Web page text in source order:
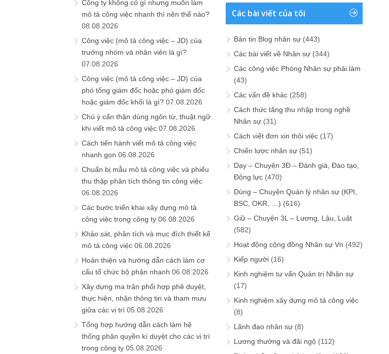
Công ty không có gì nhưng muốn làm
mô tả công việc nhanh thì nên thế nào?
08.08.2026
Công việc (mô tả công việc – JD) của
trưởng nhóm và nhân viên là gì?
07.08.2026
Công việc (mô tả công việc – JD) của
phó tổng giám đốc hoặc phó giám đốc
hoặc giám đốc khối là gì? 07.08.2026
Chú ý cẩn thận dùng ngôn từ, thuật ngữ
khi viết mô tả công việc 07.08.2026
Cách tiến hành viết mô tả công việc
nhanh gọn 06.08.2026
Chuẩn bị mẫu mô tả công việc và phiếu
thu thập phân tích thông tin công việc
06.08.2026
Các bước triển khai xây dựng mô tả
công việc trong công ty 06.08.2026
Khảo sát, phân tích và mục đích thiết kế
mô tả công việc 06.08.2026
Hoàn thiện và hướng dẫn cách làm cơ
cấu tổ chức bộ phận nhanh 06.08.2026
Xây dựng ma trận phối hợp phê duyệt,
thực hiện, nhận thông tin và tham mưu
giữa các vị trí 05.08.2026
Tổng hợp hướng dẫn cách làm hệ
thống phân quyền kí duyệt cho các vị trí
trong công ty 05.08.2026
Các bài viết của tôi
Bản tin Blog nhân sự (443)
Các bài viết về Nhân sự (344)
Các công việc Phòng Nhân sự phải làm
(43)
Các vấn đề khác (258)
Cách thức tăng thu nhập trong nghề
Nhân sự (31)
Cách viết đơn xin thôi việc (17)
Chiến lược nhân sự (51)
Dạy – Chuyện 3Đ – Đánh giá, Đào tạo,
Động lực (470)
Dùng – Chuyện Quản lý nhân sự (KPI,
BSC, OKR, …) (616)
Giữ – Chuyện 3L – Lương, Lậu, Luật
(582)
Hoạt động cộng đồng Nhân sự Vn (492)
Kiếp người (16)
Kinh nghiệm tư vấn Quản trị Nhân sự
(17)
Kinh nghiệm xây dựng mô tả công việc
(8)
Lãnh đạo nhân sự (8)
Lương thưởng và đãi ngộ (112)